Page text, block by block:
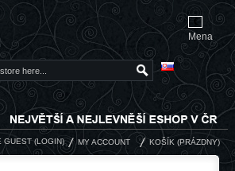
€
Mena
GUEST(LOGIN) KOŠÍK (PRÁZDNY)
MY ACCOUNT